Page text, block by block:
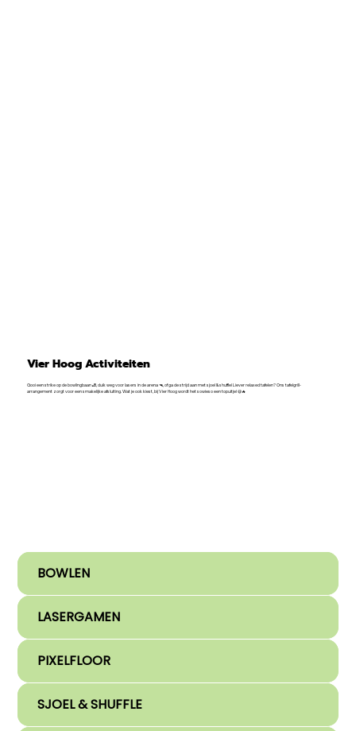
Vier Hoog Activiteiten
Gooi een strike op de bowlingbaan 🎳, duik weg voor lasers in de arena 🔫, of ga de strijd aan met sjoel & shuffle! Liever relaxed tafelen? Ons tafelgrill-
arrangement zorgt voor een smakelijke afsluiting. Wat je ook kiest, bij Vier Hoog wordt het sowieso een topuitje! 😃🔥
BOWLEN
LASERGAMEN
PIXELFLOOR
SJOEL & SHUFFLE